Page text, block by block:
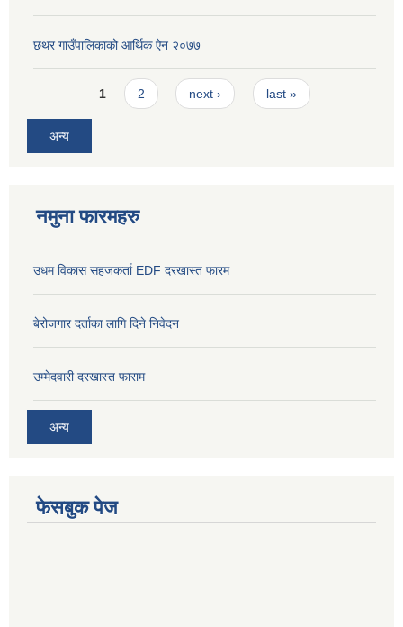
छथर गाउँपालिकाको आर्थिक ऐन २०७७
Pages1 2 next › last »
अन्य
नमुना फारमहरु
उधम विकास सहजकर्ता EDF दरखास्त फारम
बेरोजगार दर्ताका लागि दिने निवेदन
उम्मेदवारी दरखास्त फाराम
अन्य
फेसबुक पेज